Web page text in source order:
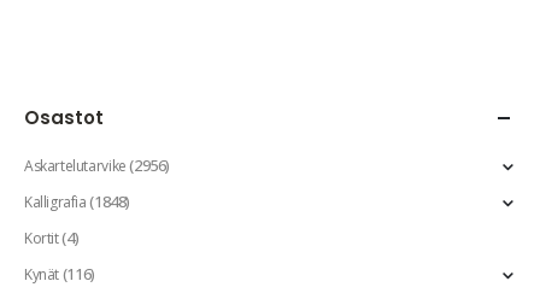
Osastot
Askartelutarvike(2956)
Kalligrafia(1848)
Kortit(4)
Kynät(116)